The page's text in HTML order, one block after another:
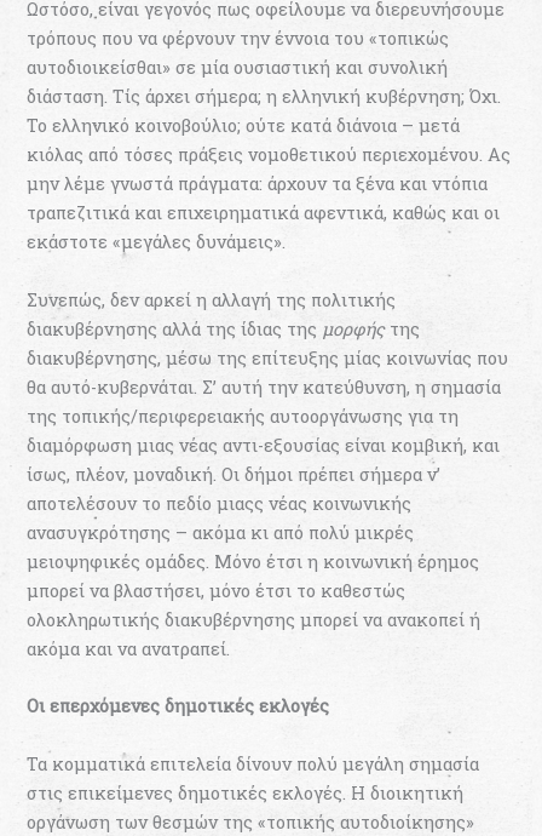
Ωστόσο, είναι γεγονός πως οφείλουµε να διερευνήσουµε
τρόπους που να φέρνουν την έννοια του «τοπικώς
αυτοδιοικείσθαι» σε µία ουσιαστική και συνολική
διάσταση. Τίς άρχει σήµερα; η ελληνική κυβέρνηση; Όχι.
Το ελληνικό κοινοβούλιο; ούτε κατά διάνοια – µετά
κιόλας από τόσες πράξεις νοµοθετικού περιεχοµένου. Ας
µην λέµε γνωστά πράγµατα: άρχουν τα ξένα και ντόπια
τραπεζιτικά και επιχειρηµατικά αφεντικά, καθώς και οι
εκάστοτε «µεγάλες δυνάµεις».
Συνεπώς, δεν αρκεί η αλλαγή της πολιτικής
διακυβέρνησης αλλά της ίδιας της µορφήςτης
διακυβέρνησης, µέσω της επίτευξης µίας κοινωνίας που
θα αυτό-κυβερνάται. Σ’ αυτή την κατεύθυνση, η σηµασία
της τοπικής/περιφερειακής αυτοοργάνωσης για τη
διαµόρφωση µιας νέας αντι-εξουσίας είναι κοµβική, και
ίσως, πλέον, µοναδική. Οι δήµοι πρέπει σήμερα ν’
αποτελέσουν το πεδίο µιαςς νέας κοινωνικής
ανασυγκρότησης – ακόµα κι από πολύ µικρές
µειοψηφικές οµάδες. Μόνο έτσι η κοινωνική έρηµος
µπορεί να βλαστήσει, µόνο έτσι το καθεστώς
ολοκληρωτικής διακυβέρνησης µπορεί να ανακοπεί ή
ακόµα και να ανατραπεί.
Οι επερχόµενες δηµοτικές εκλογές
Τα κοµµατικά επιτελεία δίνουν πολύ µεγάλη σηµασία
στις επικείμενες δηµοτικές εκλογές. Η διοικητική
οργάνωση των θεσµών της «τοπικής αυτοδιοίκησης»